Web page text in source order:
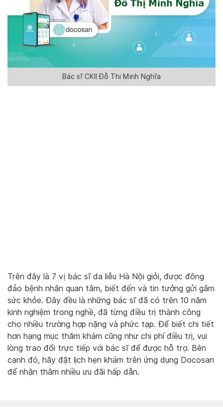
Bác sĩ CKII Đỗ Thị Minh Nghĩa
Trên đây là 7 vị bác sĩ da liễu Hà Nội giỏi, được đông
đảo bệnh nhân quan tâm, biết đến và tin tưởng gửi gắm
sức khỏe. Đây đều là những bác sĩ đã có trên 10 năm
kinh nghiệm trong nghề, đã từng điều trị thành công
cho nhiều trường hợp nặng và phức tạp. Để biết chi tiết
hơn hạng mục thăm khám cũng như chi phí điều trị, vui
lòng trao đổi trực tiếp với bác sĩ để được hỗ trợ. Bên
cạnh đó, hãy đặt lịch hẹn khám trên ứng dụng Docosan
để nhận thâm nhiều ưu đãi hấp dẫn.